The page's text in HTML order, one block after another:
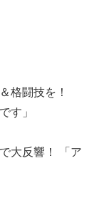
格闘技を！
す」
大反響！ 「ア